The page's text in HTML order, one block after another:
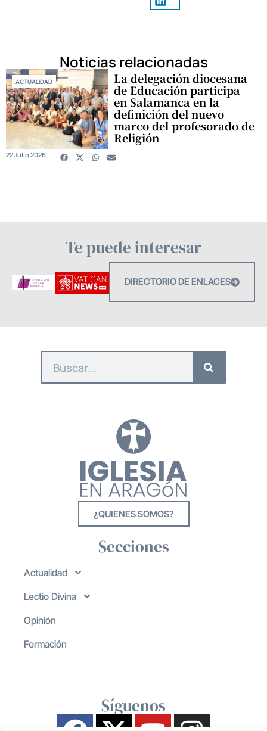
Noticias relacionadas
ACTUALIDAD La delegación diocesana
de Educación participa
en Salamanca en la
definición del nuevo
marco del profesorado de
Religión
22 Julio 2026
Te puede interesar
DIRECTORIO DE ENLACES
¿QUIENES SOMOS?
Secciones
Actualidad
Lectio Divina
Opinión
Formación
Síguenos